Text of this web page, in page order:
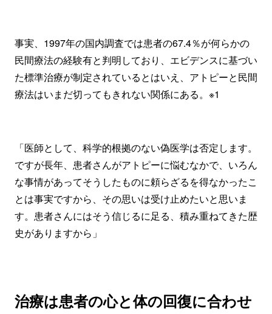
事実、1997年の国内調査では患者の67.4％が何らかの
民間療法の経験有と判明しており、エビデンスに基づい
た標準治療が制定されているとはいえ、アトピーと民間
療法はいまだ切ってもきれない関係にある。※1
「医師として、科学的根拠のない偽医学は否定します。
ですが長年、患者さんがアトピーに悩むなかで、いろん
な事情があってそうしたものに頼らざるを得なかったこ
とは事実ですから、その思いは受け止めたいと思いま
す。患者さんにはそう信じるに足る、積み重ねてきた歴
史がありますから」
治療は患者の心と体の回復に合わせ